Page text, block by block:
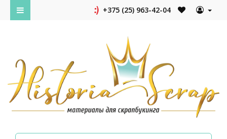
+375 (25) 963-42-04